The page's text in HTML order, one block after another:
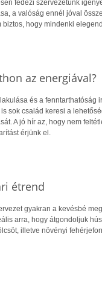
fedezi szervezetünk
a valóság ennél jóval
biztos, hogy mindenki
az energiával?
és a fenntarthatóság
sok család keresi a
A jó hír az, hogy nem
érjünk el.
étrend
gyakran a kevésbé
arra, hogy átgondoljuk
illetve növényi